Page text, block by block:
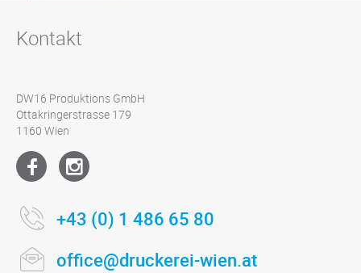
Kontakt
DW16 Produktions GmbH
Ottakringerstrasse 179
1160 Wien
+43 (0) 1 486 65 80
office@druckerei-wien.at